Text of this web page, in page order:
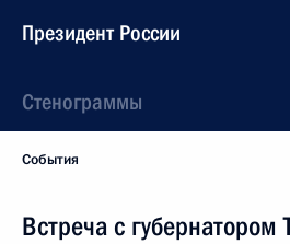
Президент России
Стенограммы
События
Встреча с губернатором